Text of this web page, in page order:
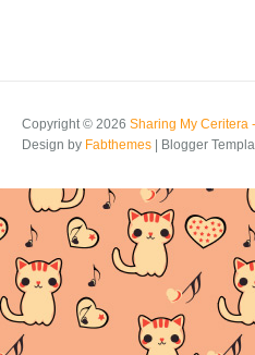
Copyright © 2026 Sharing My Ceritera
Design by Fabthemes | Blogger